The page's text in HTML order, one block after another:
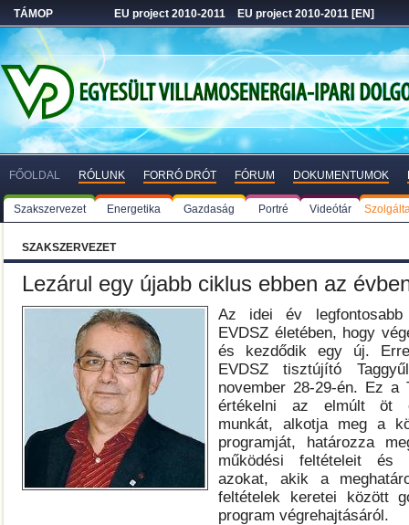
TÁMOP EU project 2010-2011 EU project 2010-2011 [EN]
FŐOLDAL RÓLUNK FORRÓ DRÓT FÓRUM DOKUMENTUMOK
Szakszervezet Energetika Gazdaság Portré Videótár
SZAKSZERVEZET
Lezárul egy újabb ciklus ebben az
Az idei év legfontosabb
EVDSZ életében, hogy
és kezdődik egy új.
EVDSZ tisztújító
november 28-29-én. Ez a
értékelni az elmúlt öt
munkát, alkotja meg a
programját, határozza
működési feltételeit és
azokat, akik a
feltételek keretei között
program végrehajtásáról.